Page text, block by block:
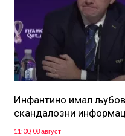
Инфантино имал
скандалозни
11:00, 08 август